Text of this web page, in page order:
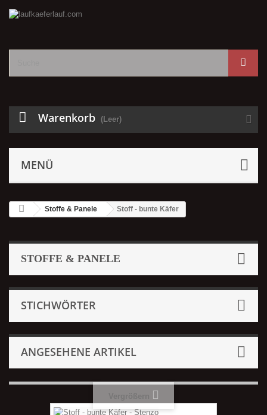
Warenkorb (Leer)
MENÜ
Stoffe & Panele Stoff - bunte Käfer
STOFFE & PANELE
STICHWÖRTER
ANGESEHENE ARTIKEL